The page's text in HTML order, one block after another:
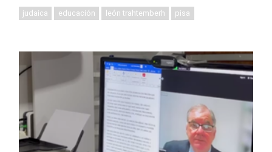
judaica educación león trahtemberh pisa